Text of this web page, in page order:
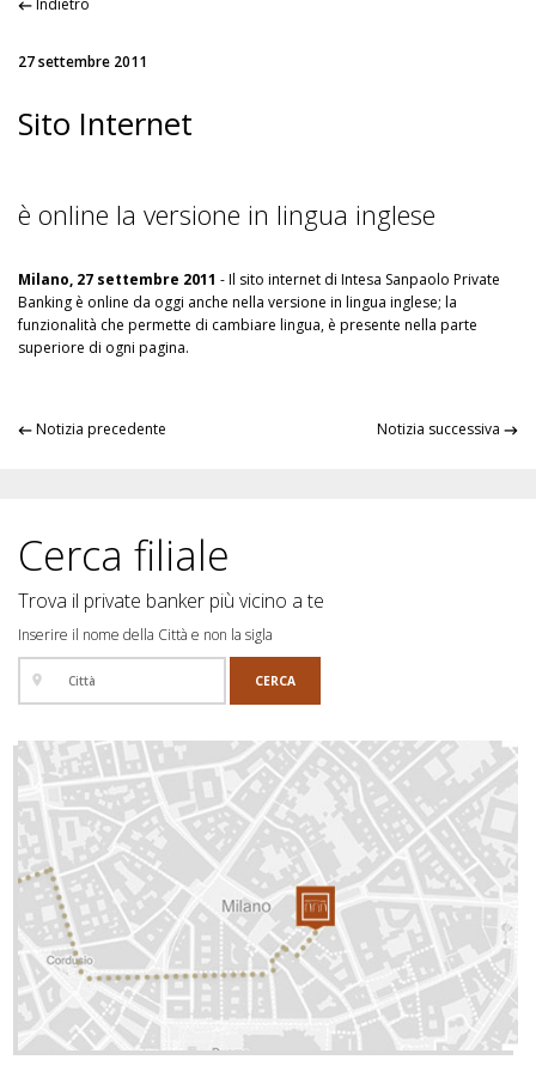
27 settembre 2011
Sito Internet
è online la versione in lingua inglese
Milano, 27 settembre 2011 - Il sito internet di Intesa Sanpaolo Private
Banking è online da oggi anche nella versione in lingua inglese; la
funzionalità che permette di cambiare lingua, è presente nella parte
superiore di ogni pagina.
Notizia precedente Notizia successiva
Cerca filiale
Trova il private banker più vicino a te
Inserire il nome della Città e non la sigla